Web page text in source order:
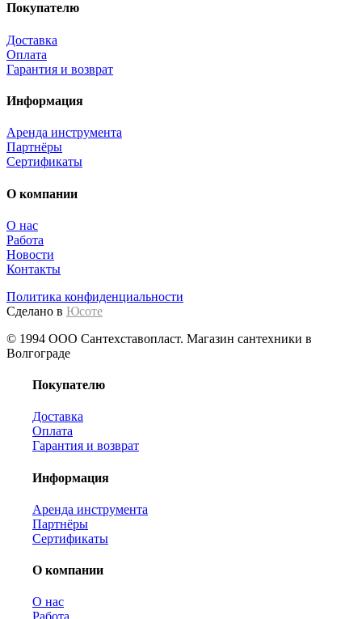
Покупателю
Доставка
Оплата
Гарантия и возврат
Информация
Аренда инструмента
Партнёры
Сертификаты
О компании
О нас
Работа
Новости
Контакты
Политика конфиденциальности
Сделано в Юсоте
© 1994 ООО Сантехставопласт. Магазин сантехники в
Волгограде
Покупателю
Доставка
Оплата
Гарантия и возврат
Информация
Аренда инструмента
Партнёры
Сертификаты
О компании
О нас